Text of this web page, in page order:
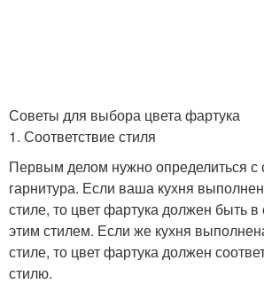
Советы для выбора цвета фартука
1. Соответствие стиля
Первым делом нужно определиться с
гарнитура. Если ваша кухня
стиле, то цвет фартука должен быть в
этим стилем. Если же кухня
стиле, то цвет фартука должен
стилю.